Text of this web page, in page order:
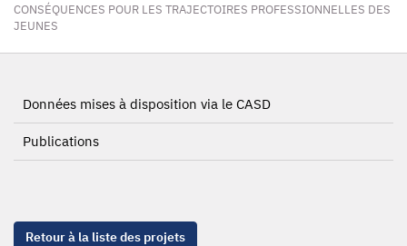
CONSÉQUENCES POUR LES TRAJECTOIRES PROFESSIONNELLES DES
JEUNES
Données mises à disposition via le CASD
Publications
Retour à la liste des projets